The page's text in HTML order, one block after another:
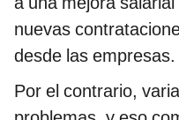
nuevas
desde las empresas.
Por el contrario,